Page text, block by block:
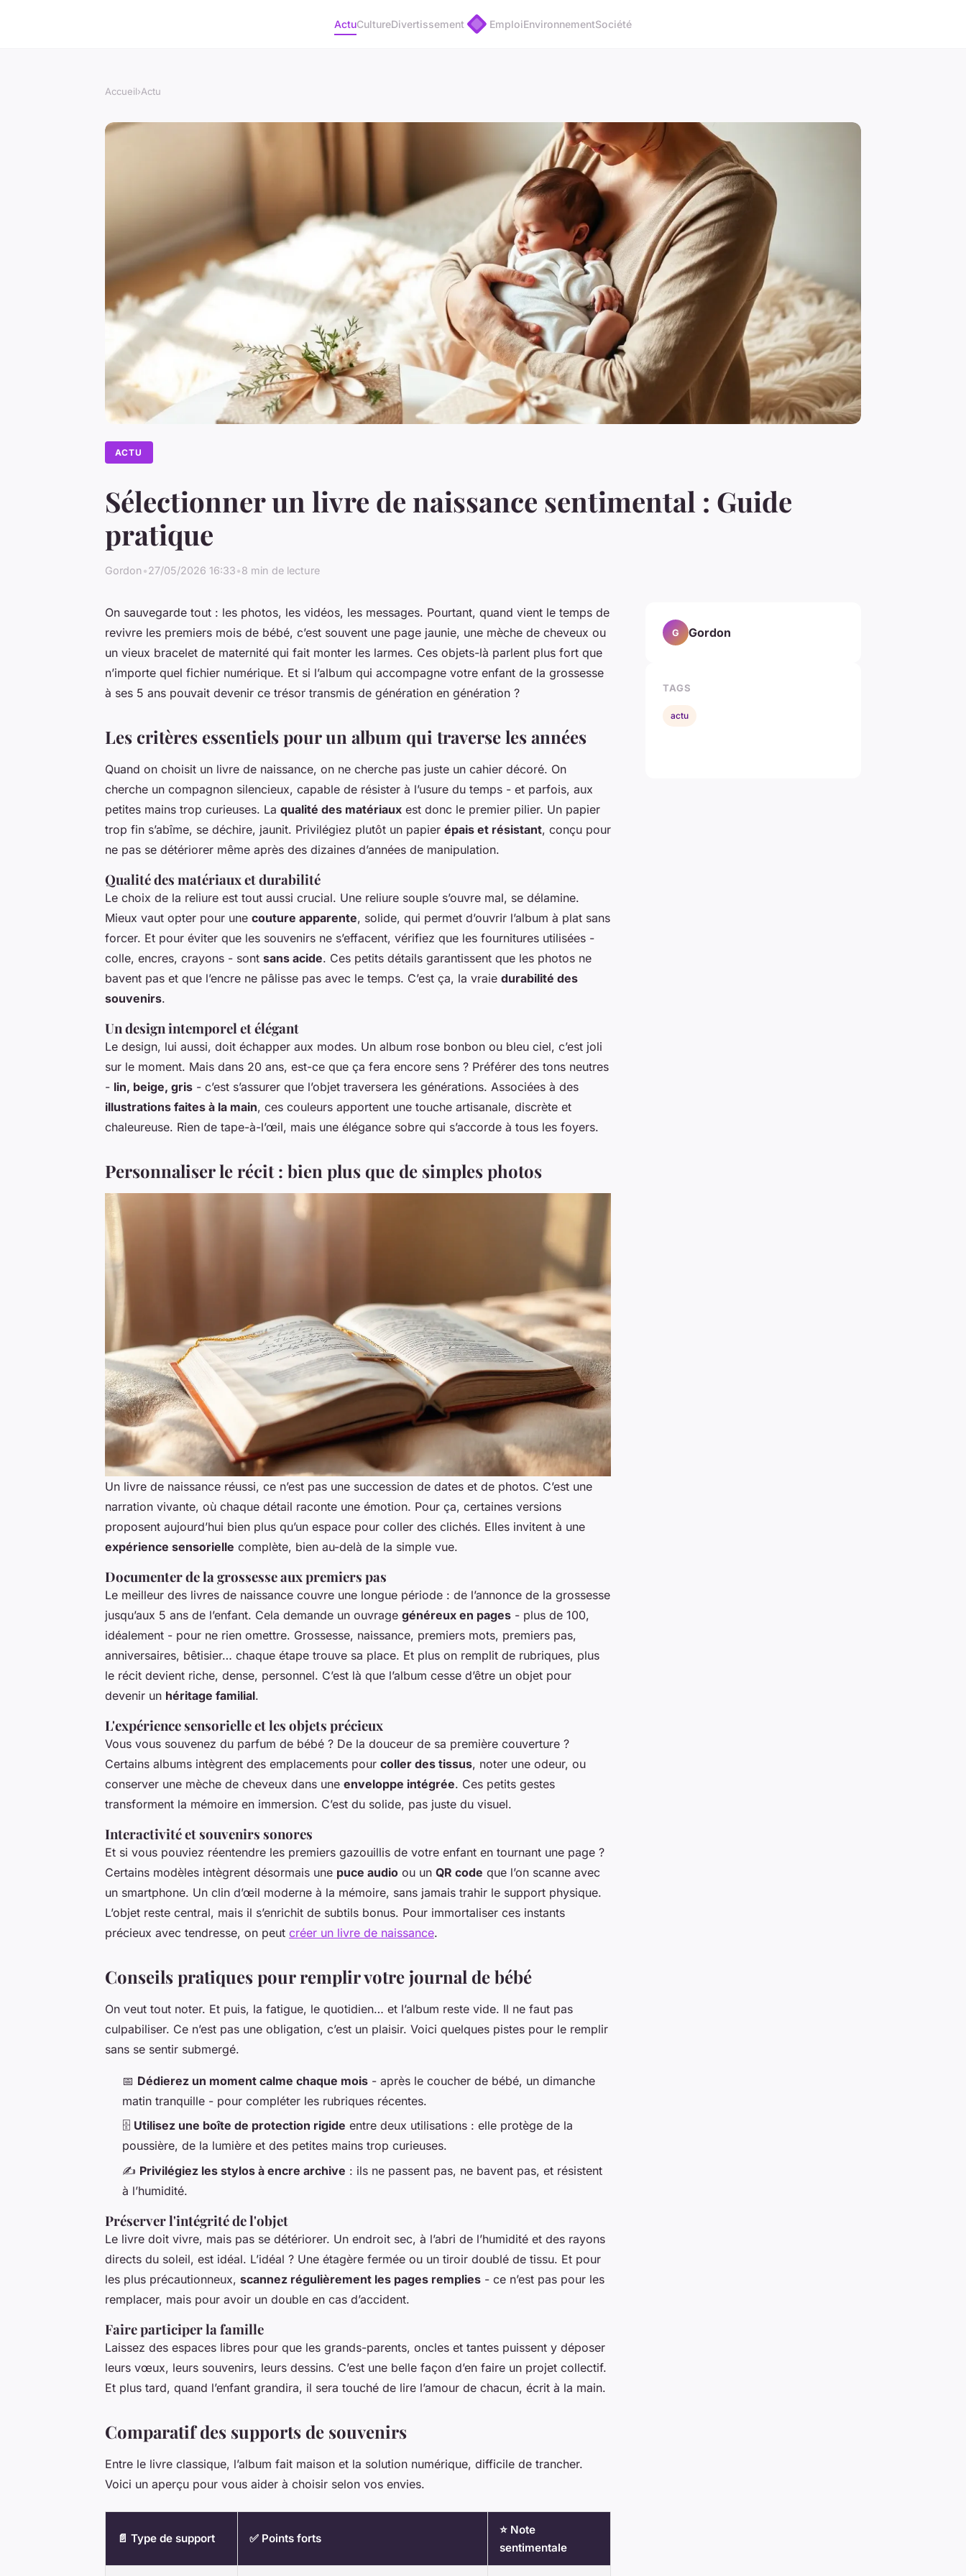
ActuCultureDivertissement EmploiEnvironnementSociété
Accueil›Actu
ACTU
Sélectionner un livre de naissance sentimental : Guide
pratique
Gordon•27/05/2026 16:33•8 min de lecture
On sauvegarde tout : les photos, les vidéos, les messages. Pourtant, quand vient le temps de
revivre les premiers mois de bébé, c’est souvent une page jaunie, une mèche de cheveux ou
un vieux bracelet de maternité qui fait monter les larmes. Ces objets-là parlent plus fort que
n’importe quel fichier numérique. Et si l’album qui accompagne votre enfant de la grossesse
à ses 5 ans pouvait devenir ce trésor transmis de génération en génération ?
Les critères essentiels pour un album qui traverse les années
Quand on choisit un livre de naissance, on ne cherche pas juste un cahier décoré. On
cherche un compagnon silencieux, capable de résister à l’usure du temps - et parfois, aux
petites mains trop curieuses. La qualité des matériaux est donc le premier pilier. Un papier
trop fin s’abîme, se déchire, jaunit. Privilégiez plutôt un papier épais et résistant, conçu pour
ne pas se détériorer même après des dizaines d’années de manipulation.
Qualité des matériaux et durabilité
Le choix de la reliure est tout aussi crucial. Une reliure souple s’ouvre mal, se délamine.
Mieux vaut opter pour une couture apparente, solide, qui permet d’ouvrir l’album à plat sans
forcer. Et pour éviter que les souvenirs ne s’effacent, vérifiez que les fournitures utilisées -
colle, encres, crayons - sont sans acide. Ces petits détails garantissent que les photos ne
bavent pas et que l’encre ne pâlisse pas avec le temps. C’est ça, la vraie durabilité des
souvenirs.
Un design intemporel et élégant
Le design, lui aussi, doit échapper aux modes. Un album rose bonbon ou bleu ciel, c’est joli
sur le moment. Mais dans 20 ans, est-ce que ça fera encore sens ? Préférer des tons neutres
- lin, beige, gris - c’est s’assurer que l’objet traversera les générations. Associées à des
illustrations faites à la main, ces couleurs apportent une touche artisanale, discrète et
chaleureuse. Rien de tape-à-l’œil, mais une élégance sobre qui s’accorde à tous les foyers.
Personnaliser le récit : bien plus que de simples photos
Un livre de naissance réussi, ce n’est pas une succession de dates et de photos. C’est une
narration vivante, où chaque détail raconte une émotion. Pour ça, certaines versions
proposent aujourd’hui bien plus qu’un espace pour coller des clichés. Elles invitent à une
expérience sensorielle complète, bien au-delà de la simple vue.
Documenter de la grossesse aux premiers pas
Le meilleur des livres de naissance couvre une longue période : de l’annonce de la grossesse
jusqu’aux 5 ans de l’enfant. Cela demande un ouvrage généreux en pages - plus de 100,
idéalement - pour ne rien omettre. Grossesse, naissance, premiers mots, premiers pas,
anniversaires, bêtisier… chaque étape trouve sa place. Et plus on remplit de rubriques, plus
le récit devient riche, dense, personnel. C’est là que l’album cesse d’être un objet pour
devenir un héritage familial.
L'expérience sensorielle et les objets précieux
Vous vous souvenez du parfum de bébé ? De la douceur de sa première couverture ?
Certains albums intègrent des emplacements pour coller des tissus, noter une odeur, ou
conserver une mèche de cheveux dans une enveloppe intégrée. Ces petits gestes
transforment la mémoire en immersion. C’est du solide, pas juste du visuel.
Interactivité et souvenirs sonores
Et si vous pouviez réentendre les premiers gazouillis de votre enfant en tournant une page ?
Certains modèles intègrent désormais une puce audio ou un QR code que l’on scanne avec
un smartphone. Un clin d’œil moderne à la mémoire, sans jamais trahir le support physique.
L’objet reste central, mais il s’enrichit de subtils bonus. Pour immortaliser ces instants
précieux avec tendresse, on peut créer un livre de naissance.
Conseils pratiques pour remplir votre journal de bébé
On veut tout noter. Et puis, la fatigue, le quotidien… et l’album reste vide. Il ne faut pas
culpabiliser. Ce n’est pas une obligation, c’est un plaisir. Voici quelques pistes pour le remplir
sans se sentir submergé.
📅 Dédierez un moment calme chaque mois - après le coucher de bébé, un dimanche
matin tranquille - pour compléter les rubriques récentes.
🗄️ Utilisez une boîte de protection rigide entre deux utilisations : elle protège de la
poussière, de la lumière et des petites mains trop curieuses.
✍️ Privilégiez les stylos à encre archive : ils ne passent pas, ne bavent pas, et résistent
à l’humidité.
Préserver l'intégrité de l'objet
Le livre doit vivre, mais pas se détériorer. Un endroit sec, à l’abri de l’humidité et des rayons
directs du soleil, est idéal. L’idéal ? Une étagère fermée ou un tiroir doublé de tissu. Et pour
les plus précautionneux, scannez régulièrement les pages remplies - ce n’est pas pour les
remplacer, mais pour avoir un double en cas d’accident.
Faire participer la famille
Laissez des espaces libres pour que les grands-parents, oncles et tantes puissent y déposer
leurs vœux, leurs souvenirs, leurs dessins. C’est une belle façon d’en faire un projet collectif.
Et plus tard, quand l’enfant grandira, il sera touché de lire l’amour de chacun, écrit à la main.
Comparatif des supports de souvenirs
Entre le livre classique, l’album fait maison et la solution numérique, difficile de trancher.
Voici un aperçu pour vous aider à choisir selon vos envies.
📄 Type de support ✅ Points forts
⭐ Note
sentimentale
G Gordon
TAGS
actu